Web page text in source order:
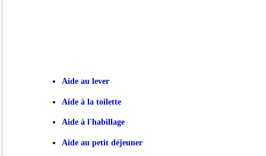
Aide au lever
Aide à la toilette
Aide à l'habillage
Aide au petit déjeuner